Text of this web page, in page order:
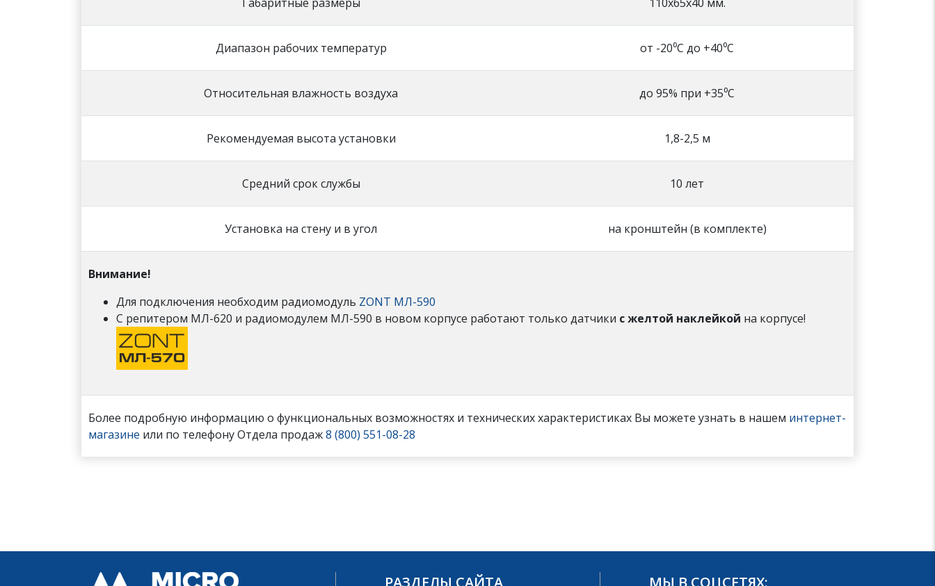
Диапазон рабочих температур от -20⁰С до +40⁰С
Относительная влажность воздуха до 95% при +35⁰С
Рекомендуемая высота установки 1,8-2,5 м
Средний срок службы 10 лет
Установка на стену и в угол на кронштейн (в комплекте)
Внимание!
Для подключения необходим радиомодуль ZONT МЛ-590
С репитером МЛ-620 и радиомодулем МЛ-590 в новом корпусе работают только датчики с желтой наклейкой на корпусе!
Более подробную информацию о функциональных возможностях и технических характеристиках Вы можете узнать в нашем интернет-
магазине или по телефону Отдела продаж8 (800) 551-08-28
РАЗДЕЛЫ САЙТА МЫ В СОЦСЕТЯХ: